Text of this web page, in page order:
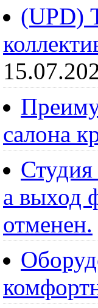
(UPD)
салона
а выход
отменен.